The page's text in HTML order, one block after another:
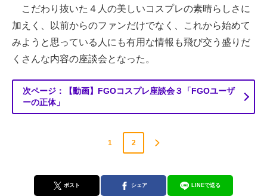
こだわり抜いた４人の美しいコスプレの素晴らしさに
加えく、以前からのファンだけでなく、これから始めて
みようと思っている人にも有用な情報も飛び交う盛りだ
くさんな内容の座談会となった。
次ページ：【動画】FGOコスプレ座談会３「FGOユーザ
ーの正体」
1 2
ポスト シェア LINEで送る